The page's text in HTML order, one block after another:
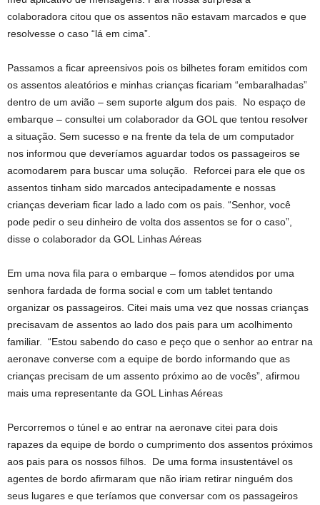
colaboradora citou que os assentos não estavam marcados e que
resolvesse o caso “lá em cima”.
Passamos a ficar apreensivos pois os bilhetes foram emitidos com
os assentos aleatórios e minhas crianças ficariam “embaralhadas”
dentro de um avião – sem suporte algum dos pais. No espaço de
embarque – consultei um colaborador da GOL que tentou resolver
a situação. Sem sucesso e na frente da tela de um computador
nos informou que deveríamos aguardar todos os passageiros se
acomodarem para buscar uma solução. Reforcei para ele que os
assentos tinham sido marcados antecipadamente e nossas
crianças deveriam ficar lado a lado com os pais. “Senhor, você
pode pedir o seu dinheiro de volta dos assentos se for o caso”,
disse o colaborador da GOL Linhas Aéreas
Em uma nova fila para o embarque – fomos atendidos por uma
senhora fardada de forma social e com um tablet tentando
organizar os passageiros. Citei mais uma vez que nossas crianças
precisavam de assentos ao lado dos pais para um acolhimento
familiar. “Estou sabendo do caso e peço que o senhor ao entrar na
aeronave converse com a equipe de bordo informando que as
crianças precisam de um assento próximo ao de vocês”, afirmou
mais uma representante da GOL Linhas Aéreas
Percorremos o túnel e ao entrar na aeronave citei para dois
rapazes da equipe de bordo o cumprimento dos assentos próximos
aos pais para os nossos filhos. De uma forma insustentável os
agentes de bordo afirmaram que não iriam retirar ninguém dos
seus lugares e que teríamos que conversar com os passageiros